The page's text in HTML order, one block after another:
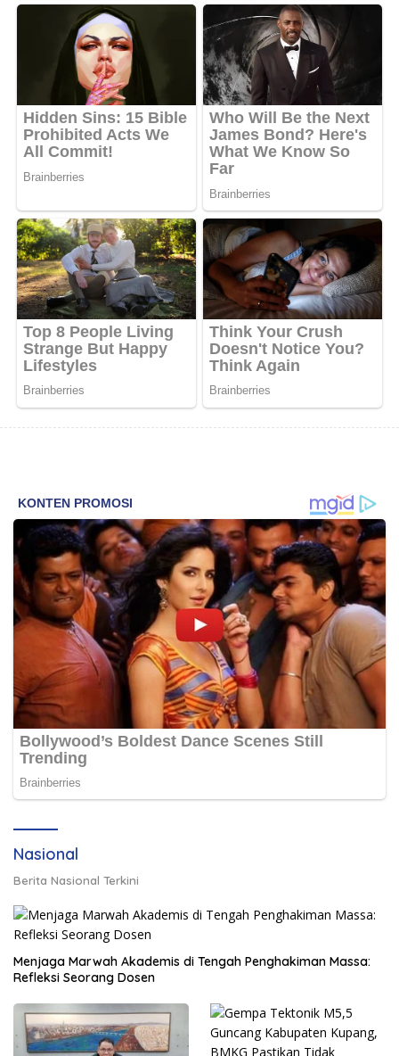
Nasional
Berita Nasional Terkini
Menjaga Marwah Akademis di Tengah Penghakiman Massa:
Refleksi Seorang Dosen